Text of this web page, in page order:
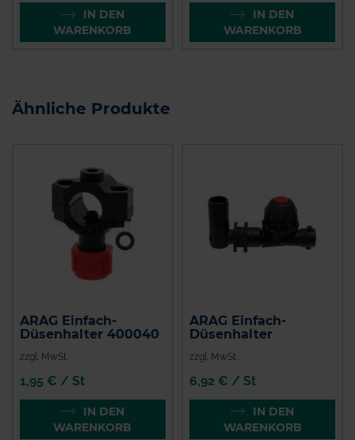
IN DEN
WARENKORB
IN DEN
WARENKORB
Ähnliche Produkte
ARAG Einfach-
Düsenhalter 400040
zzgl. MwSt.
1,95 € / St
IN DEN
WARENKORB
ARAG Einfach-
Düsenhalter
zzgl. MwSt.
6,92 € / St
IN DEN
WARENKORB